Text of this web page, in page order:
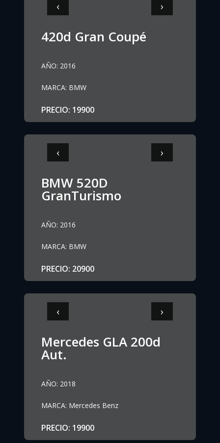
‹ ›
420d Gran Coupé
AÑO: 2016
MARCA: BMW
PRECIO: 19900
‹ ›
BMW 520D
GranTurismo
AÑO: 2016
MARCA: BMW
PRECIO: 20900
‹ ›
Mercedes GLA 200d
Aut.
AÑO: 2018
MARCA: Mercedes Benz
PRECIO: 19900